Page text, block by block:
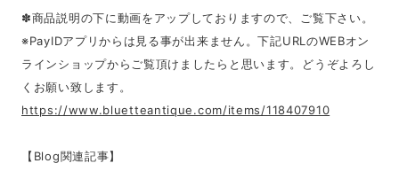
✽商品説明の下に動画をアップしておりますので、ご覧下さい。
※PayIDアプリからは見る事が出来ません。下記URLのWEBオン
ラインショップからご覧頂けましたらと思います。どうぞよろし
くお願い致します。
https://www.bluetteantique.com/items/118407910
【Blog関連記事】